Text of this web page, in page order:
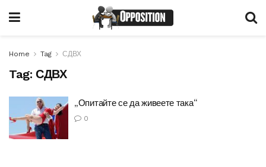
Home Tag СДВХ
Tag: СДВХ
„Опитайте се да живеете така“
0